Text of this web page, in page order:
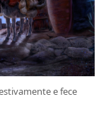
e fece